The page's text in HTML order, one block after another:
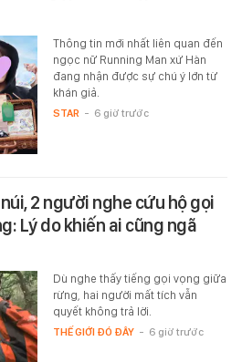
Thông tin mới nhất liên quan đến
ngọc nữ Running Man xứ Hàn
đang nhận được sự chú ý lớn từ
khán giả.
STAR - 6 giờ trước
2 người nghe cứu hộ gọi
Lý do khiến ai cũng ngã
Dù nghe thấy tiếng gọi vọng giữa
rừng, hai người mất tích vẫn
quyết không trả lời.
THẾ GIỚI ĐÓ ĐÂY - 6 giờ trước